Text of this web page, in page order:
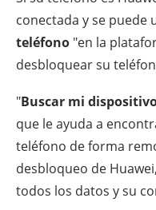
conectada y se puede
teléfono "en la
desbloquear su
"Buscar mi
que le ayuda a
teléfono de forma
desbloqueo de
todos los datos y su